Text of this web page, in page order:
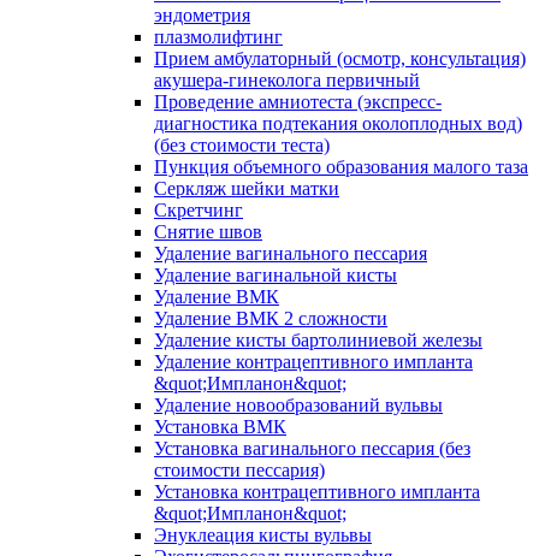
эндометрия
плазмолифтинг
Прием амбулаторный (осмотр, консультация)
акушера-гинеколога первичный
Проведение амниотеста (экспресс-
диагностика подтекания околоплодных вод)
(без стоимости теста)
Пункция объемного образования малого таза
Серкляж шейки матки
Скретчинг
Снятие швов
Удаление вагинального пессария
Удаление вагинальной кисты
Удаление ВМК
Удаление ВМК 2 сложности
Удаление кисты бартолиниевой железы
Удаление контрацептивного импланта
&quot;Импланон&quot;
Удаление новообразований вульвы
Установка ВМК
Установка вагинального пессария (без
стоимости пессария)
Установка контрацептивного импланта
&quot;Импланон&quot;
Энуклеация кисты вульвы